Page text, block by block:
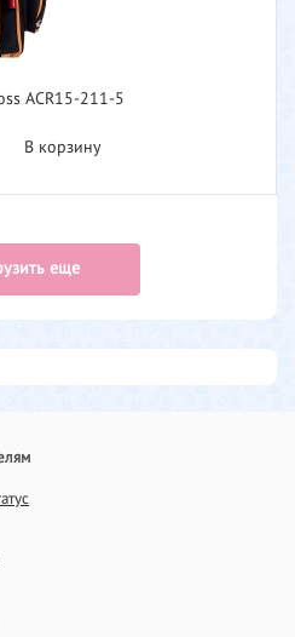
ACR15-211-5
В корзину
еще